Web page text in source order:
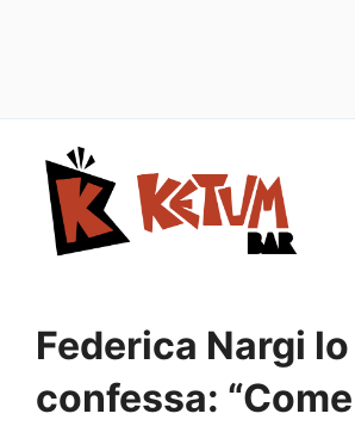
contenuto
Federica Nargi lo
confessa: “Come